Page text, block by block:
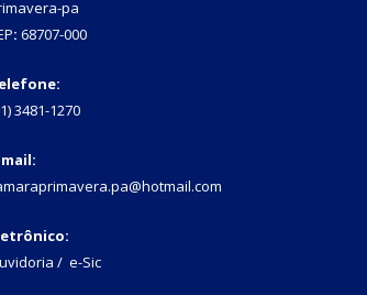
pa
: 68707-000
3481-1270
mail:
/ e-Sic